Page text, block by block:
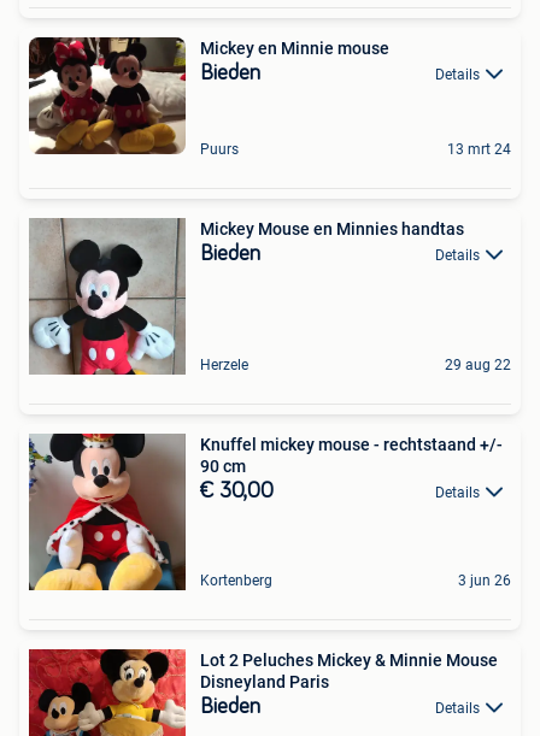
Mickey en Minnie mouse
Bieden Details
Puurs 13 mrt 24
Mickey Mouse en Minnies handtas
Bieden Details
Herzele 29 aug 22
Knuffel mickey mouse - rechtstaand +/-
90 cm
€ 30,00 Details
Kortenberg 3 jun 26
Lot 2 Peluches Mickey & Minnie Mouse
Disneyland Paris
Bieden Details